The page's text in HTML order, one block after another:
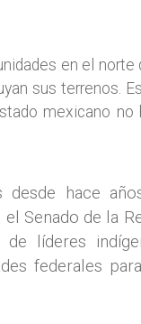
en el norte
sus terrenos.
mexicano no
hace
Senado de la
líderes
federales